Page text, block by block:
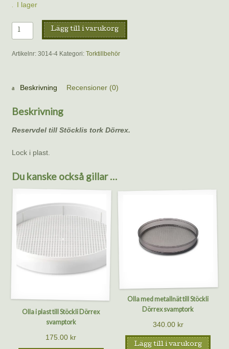
I lager
Lock
till
svamptork
Stöckli.
Lägg till i varukorg
Artikelnr: 3014-4 Kategori: Torktillbehör
Beskrivning Recensioner (0)
Beskrivning
Reservdel till Stöcklis tork Dörrex.
Lock i plast.
Du kanske också gillar …
Olla i plast till Stöckli Dörrex
svamptork
175.00 kr
Olla med metallnät till Stöckli
Dörrex svamptork
340.00 kr
Lägg till i varukorg